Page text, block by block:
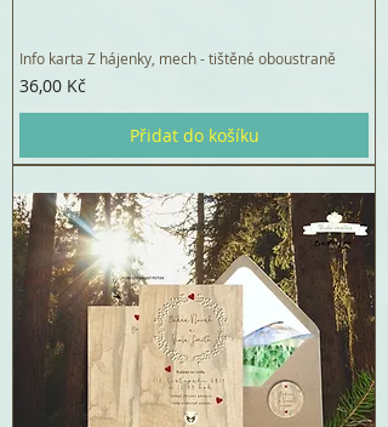
Info karta Z hájenky, mech - tištěné oboustraně
Cena
36,00 Kč
Přidat do košíku